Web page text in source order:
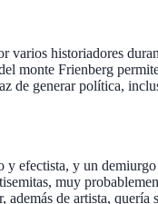
historiadores
monte Frienberg
de generar política,
efectista, y un
muy
de artista, quería